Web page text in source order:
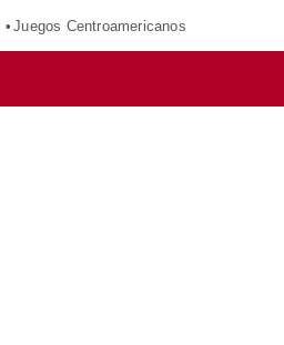
Juegos Centroamericanos